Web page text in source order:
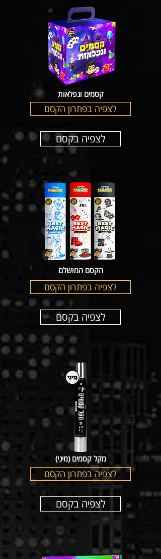
קסמים ונפלאות
לצפיה בפתרון הקסם
לצפיה בקסם
הקסם המושלם
לצפיה בפתרון הקסם
לצפיה בקסם
מקל קסמים (מיני)
לצפיה בפתרון הקסם
לצפיה בקסם